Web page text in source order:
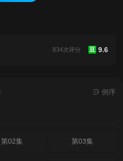
豆 9.6
834次评分
倒序
第02集 第03集